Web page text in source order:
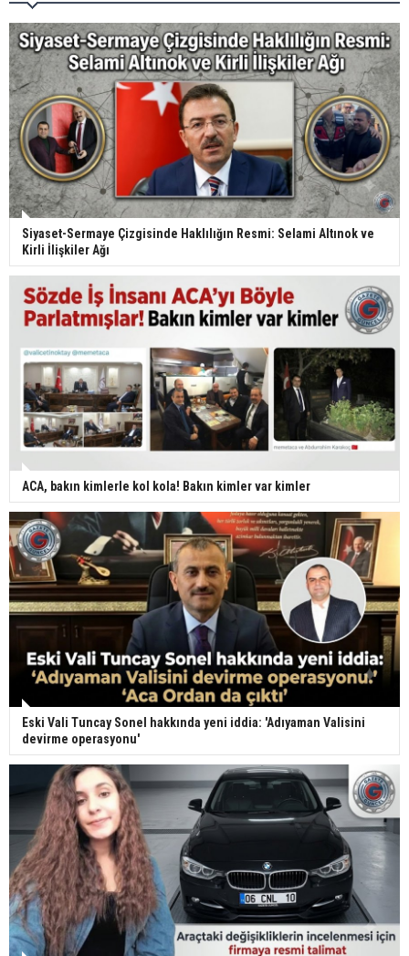
Siyaset-Sermaye Çizgisinde Haklılığın Resmi: Selami Altınok ve
Kirli İlişkiler Ağı
ACA, bakın kimlerle kol kola! Bakın kimler var kimler
Eski Vali Tuncay Sonel hakkında yeni iddia: 'Adıyaman Valisini
devirme operasyonu'